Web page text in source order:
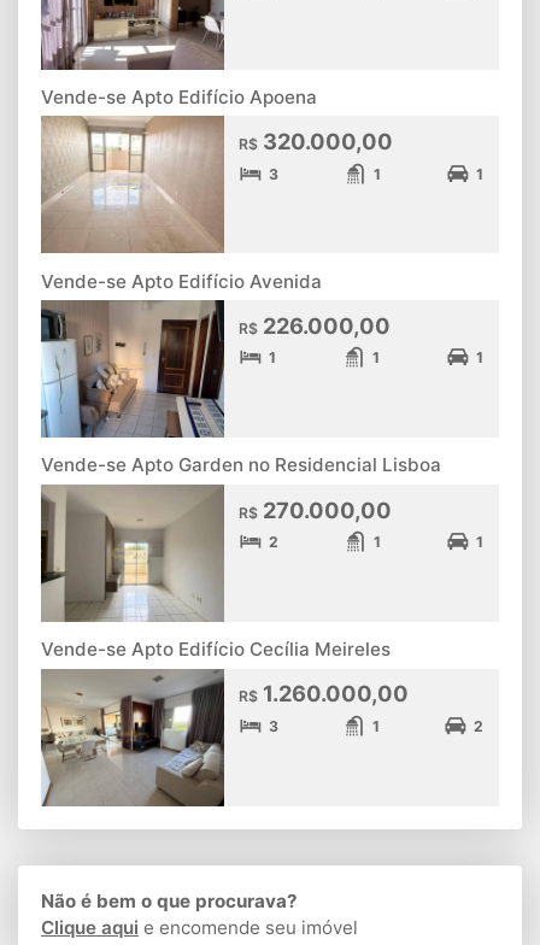
Vende-se Apto Edifício Apoena
R$ 320.000,00
3 1 1
Vende-se Apto Edifício Avenida
R$ 226.000,00
1 1 1
Vende-se Apto Garden no Residencial Lisboa
R$ 270.000,00
2 1 1
Vende-se Apto Edifício Cecília Meireles
R$ 1.260.000,00
3 1 2
Não é bem o que procurava?
Clique aqui e encomende seu imóvel